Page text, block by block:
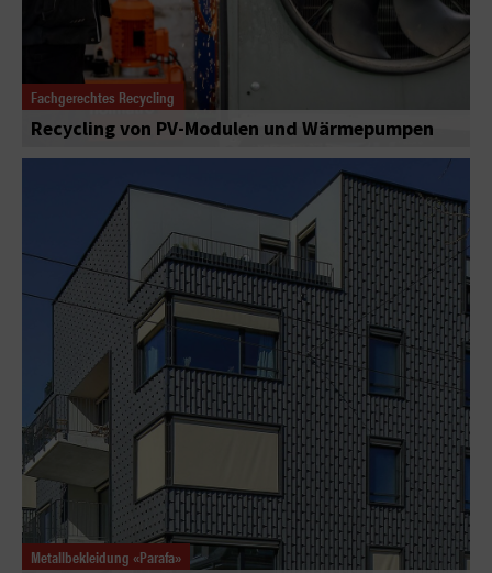
Fachgerechtes Recycling
Recycling von PV-Modulen und Wärmepumpen
Metallbekleidung «Parafa»